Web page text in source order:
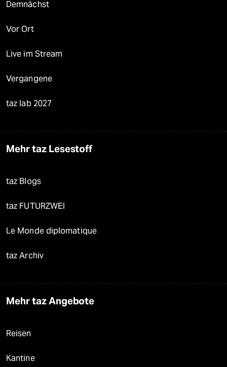
Demnächst
Vor Ort
Live im Stream
Vergangene
taz lab 2027
Mehr taz Lesestoff
taz Blogs
taz FUTURZWEI
Le Monde diplomatique
taz Archiv
Mehr taz Angebote
Reisen
Kantine